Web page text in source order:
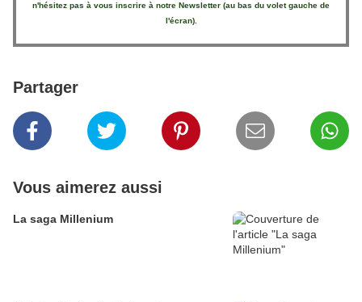
n'hésitez pas à vous inscrire à notre Newsletter (au bas du volet gauche de
l'écran).
Partager
Vous aimerez aussi
La saga Millenium